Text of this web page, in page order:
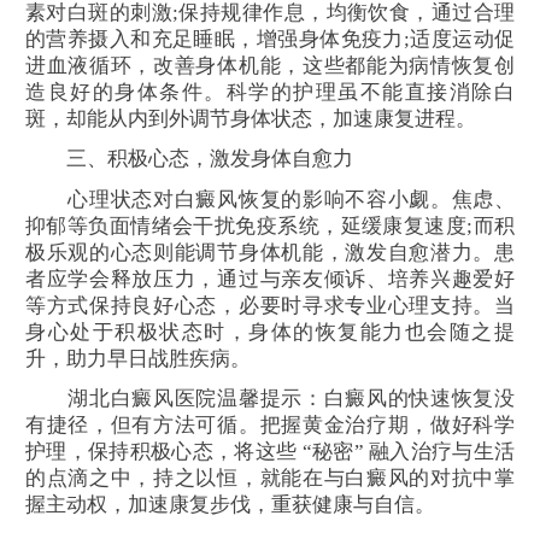
素对白斑的刺激;保持规律作息，均衡饮食，通过合理
的营养摄入和充足睡眠，增强身体免疫力;适度运动促
进血液循环，改善身体机能，这些都能为病情恢复创
造良好的身体条件。科学的护理虽不能直接消除白
斑，却能从内到外调节身体状态，加速康复进程。
三、积极心态，激发身体自愈力
心理状态对白癜风恢复的影响不容小觑。焦虑、
抑郁等负面情绪会干扰免疫系统，延缓康复速度;而积
极乐观的心态则能调节身体机能，激发自愈潜力。患
者应学会释放压力，通过与亲友倾诉、培养兴趣爱好
等方式保持良好心态，必要时寻求专业心理支持。当
身心处于积极状态时，身体的恢复能力也会随之提
升，助力早日战胜疾病。
湖北白癜风医院温馨提示：白癜风的快速恢复没
有捷径，但有方法可循。把握黄金治疗期，做好科学
护理，保持积极心态，将这些 “秘密” 融入治疗与生活
的点滴之中，持之以恒，就能在与白癜风的对抗中掌
握主动权，加速康复步伐，重获健康与自信。